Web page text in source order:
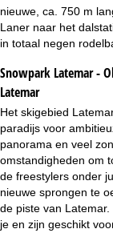
nieuwe, ca. 750 m
Laner naar het
in totaal negen
Snowpark Latemar -
Latemar
Het skigebied
paradijs voor
panorama en veel
omstandigheden om
de freestylers onder
nieuwe sprongen te
de piste van
je en zijn geschikt